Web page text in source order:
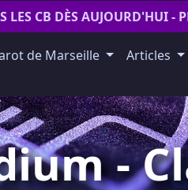
LES CB DÈS AUJOURD'HUI -
de Marseille Articles
-